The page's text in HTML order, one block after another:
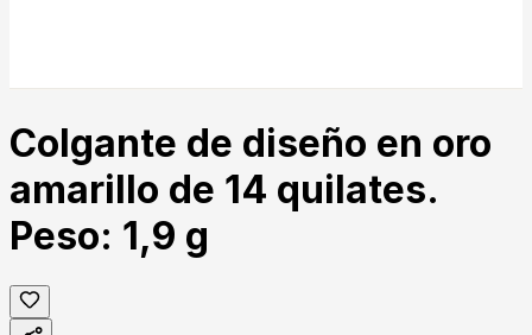
Colgante de diseño en oro
amarillo de 14 quilates.
Peso: 1,9 g